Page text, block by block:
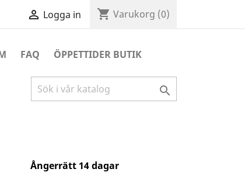
 Logga in shopping_cart Varukorg (0)
FAQ ÖPPETTIDER BUTIK

Ångerrätt 14 dagar